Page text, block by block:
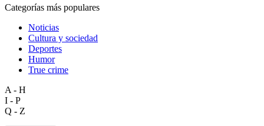
Categorías más populares
Noticias
Cultura y sociedad
Deportes
Humor
True crime
A - H
I - P
Q - Z